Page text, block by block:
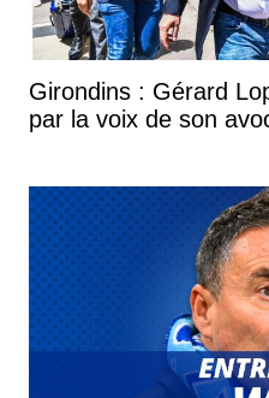
Girondins : Gérard
par la voix de son